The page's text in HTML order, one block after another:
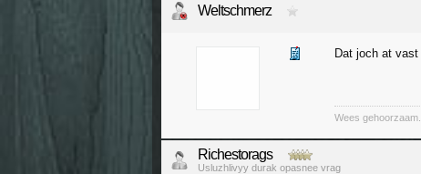
Weltschmerz
Dat joch at
Wees
Richestorags
Usluzhlivyy durak opasnee vrag